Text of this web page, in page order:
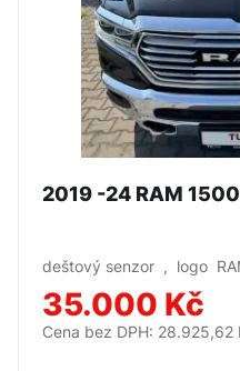
2019 -24 RAM
deštový senzor , logo
35.000 Kč
Cena bez DPH: 28.925,62